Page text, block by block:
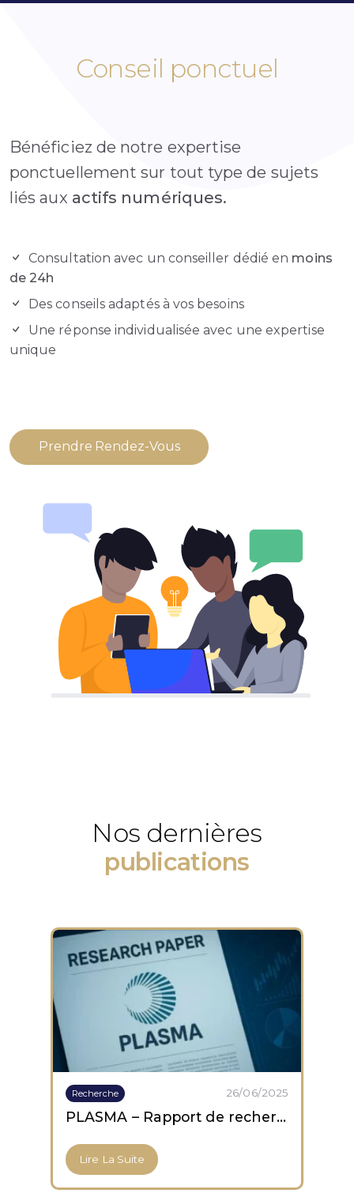
Conseil ponctuel
Bénéficiez de notre expertise
ponctuellement sur tout type de sujets
liés aux actifs numériques.
Consultation avec un conseiller dédié en moins
de 24h
Des conseils adaptés à vos besoins
Une réponse individualisée avec une expertise
unique
Prendre Rendez-Vous
Nos dernières
publications
Recherche 26/06/2025
PLASMA – Rapport de recherche
Lire La Suite